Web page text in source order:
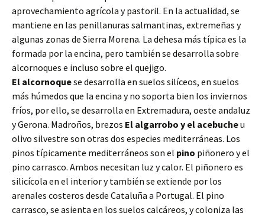
aprovechamiento agrícola y pastoril. En la actualidad, se
mantiene en las penillanuras salmantinas, extremeñas y
algunas zonas de Sierra Morena. La dehesa más típica es la
formada por la encina, pero también se desarrolla sobre
alcornoques e incluso sobre el quejigo.
El alcornoquese desarrolla en suelos silíceos, en suelos
más húmedos que la encina y no soporta bien los inviernos
fríos, por ello, se desarrolla en Extremadura, oeste andaluz
y Gerona. Madroños, brezos El algarrobo y el acebucheu
olivo silvestre son otras dos especies mediterráneas. Los
pinos típicamente mediterráneos son el pino piñonero y el
pino carrasco. Ambos necesitan luz y calor. El piñonero es
silicícola en el interior y también se extiende por los
arenales costeros desde Cataluña a Portugal. El pino
carrasco, se asienta en los suelos calcáreos, y coloniza las